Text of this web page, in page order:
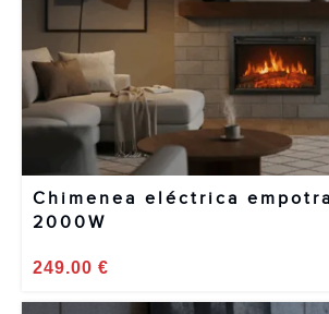
Chimenea eléctrica
2000W
249.00 €